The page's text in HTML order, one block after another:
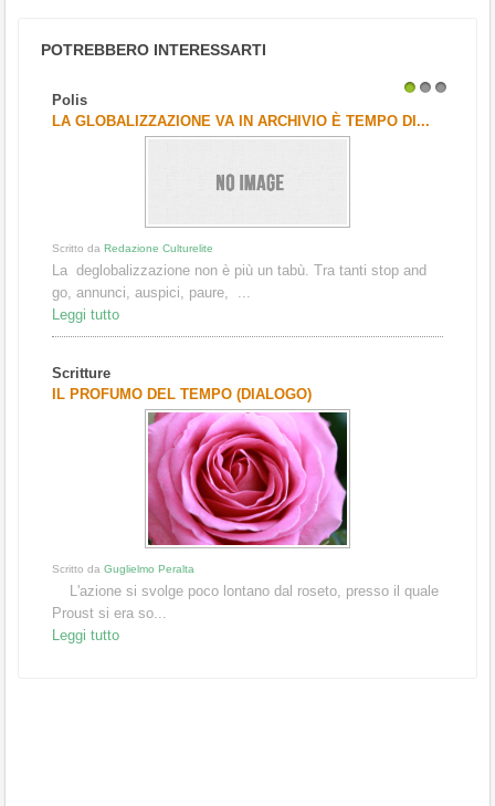
POTREBBERO INTERESSARTI
Polis
LA GLOBALIZZAZIONE VA IN ARCHIVIO È TEMPO DI...
Scritto da Redazione Culturelite
La deglobalizzazione non è più un tabù. Tra tanti stop and
go, annunci, auspici, paure, ...
Leggi tutto
Scritture
IL PROFUMO DEL TEMPO (DIALOGO)
Scritto da Guglielmo Peralta
L'azione si svolge poco lontano dal roseto, presso il quale
Proust si era so...
Leggi tutto